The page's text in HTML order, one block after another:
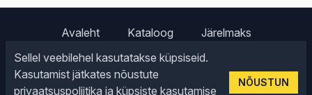
Avaleht Kataloog
Järelmaks
Facebook
Sellel veebilehel kasutatakse küpsiseid.
Kasutamist jätkates nõustute
privaatsuspoliitika ja küpsiste kasutamise
NÕUSTUN